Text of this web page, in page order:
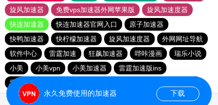
旋风加速器
免费vps加速器外网苹果版
旋风加速度器
快连加速器
快连加速器官网入口
原子加速器
快鸭加速器
快柠檬加速器 旋风加速度器
外网网址导航
软件中心
雷霆加速 狂飙加速器 哔咔漫画
瑞乐小说
小美
小美vpn 小美加速器
雷霆加速版ins
雷霆加速下载
永久免费使用的加速器 下载